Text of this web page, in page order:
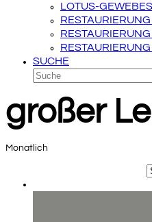
LOTUS-
SUCHE
Suche
großer
Monatlich